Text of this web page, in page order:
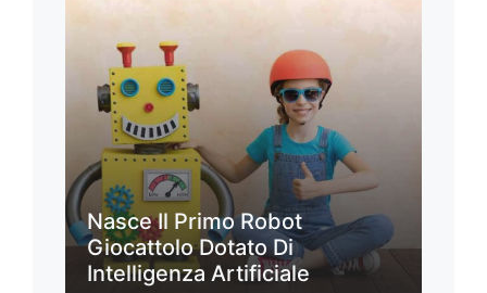
Nasce Il Primo Robot
Giocattolo Dotato Di
Intelligenza Artificiale